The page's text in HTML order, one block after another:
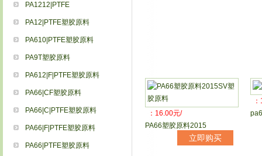
PA1212|PTFE
PA12|PTFE塑胶原料
PA610|PTFE塑胶原料
PA9T塑胶原料
PA612|F|PTFE塑胶原料
PA66|CF塑胶原料
PA66|C|PTFE塑胶原料
PA66|F|PTFE塑胶原料
PA66|PTFE塑胶原料
：16.00元/
PA66塑胶原料2015
立即购买